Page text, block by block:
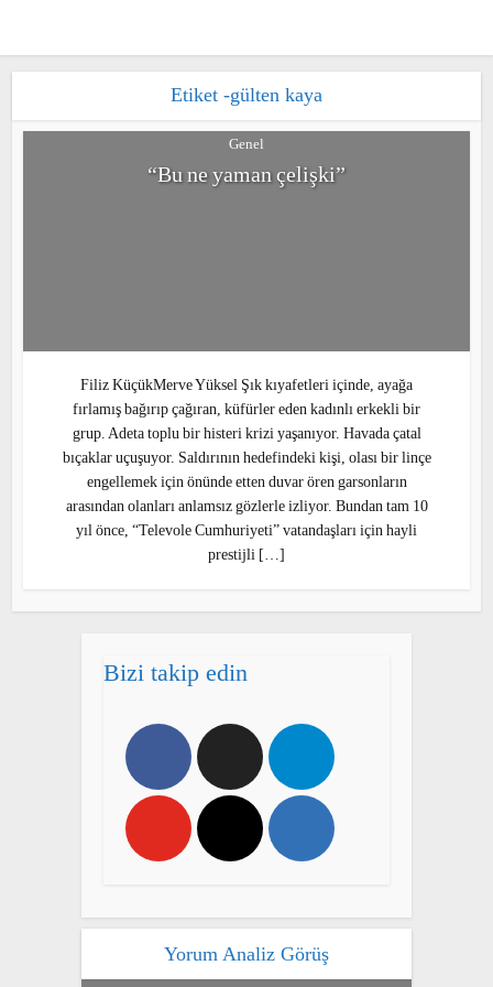
Etiket -gülten kaya
Genel
“Bu ne yaman çelişki”
Filiz KüçükMerve Yüksel Şık kıyafetleri içinde, ayağa
fırlamış bağırıp çağıran, küfürler eden kadınlı erkekli bir
grup. Adeta toplu bir histeri krizi yaşanıyor. Havada çatal
bıçaklar uçuşuyor. Saldırının hedefindeki kişi, olası bir linçe
engellemek için önünde etten duvar ören garsonların
arasından olanları anlamsız gözlerle izliyor. Bundan tam 10
yıl önce, “Televole Cumhuriyeti” vatandaşları için hayli
prestijli […]
Bizi takip edin
Yorum Analiz Görüş